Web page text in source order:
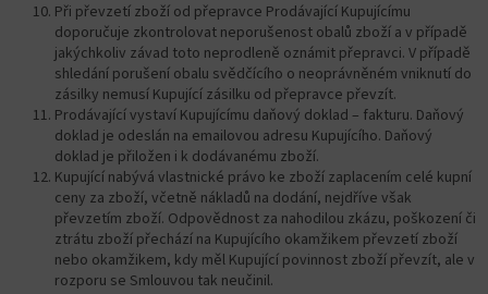
Při převzetí zboží od přepravce Prodávající Kupujícímu
doporučuje zkontrolovat neporušenost obalů zboží a v případě
jakýchkoliv závad toto neprodleně oznámit přepravci. V případě
shledání porušení obalu svědčícího o neoprávněném vniknutí do
zásilky nemusí Kupující zásilku od přepravce převzít.
Prodávající vystaví Kupujícímu daňový doklad – fakturu. Daňový
doklad je odeslán na emailovou adresu Kupujícího. Daňový
doklad je přiložen i k dodávanému zboží.
Kupující nabývá vlastnické právo ke zboží zaplacením celé kupní
ceny za zboží, včetně nákladů na dodání, nejdříve však
převzetím zboží. Odpovědnost za nahodilou zkázu, poškození či
ztrátu zboží přechází na Kupujícího okamžikem převzetí zboží
nebo okamžikem, kdy měl Kupující povinnost zboží převzít, ale v
rozporu se Smlouvou tak neučinil.